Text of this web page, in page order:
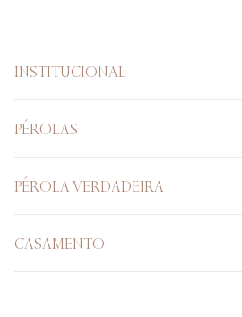
INSTITUCIONAL
PÉROLAS
PÉROLA VERDADEIRA
CASAMENTO